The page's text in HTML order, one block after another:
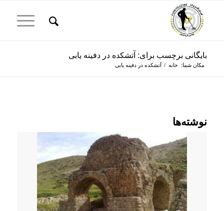
بایگانی برچسب برای: آتشکده در دفینه یابی
مکان شما: خانه / آتشکده در دفینه یابی
نوشته‌ها